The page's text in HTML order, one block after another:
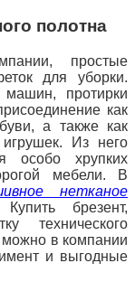
полотна
простые
для уборки.
протирки
как
а также как
Из него
особо хрупких
мебели.
В
нетканое
Купить брезент,
технического
можно в компании
и выгодные